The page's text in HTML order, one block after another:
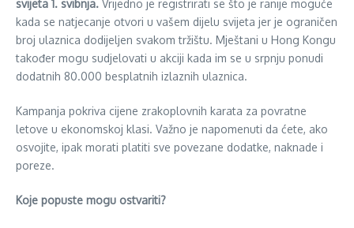
svijeta 1. svibnja. Vrijedno je registrirati se što je ranije moguće
kada se natjecanje otvori u vašem dijelu svijeta jer je ograničen
broj ulaznica dodijeljen svakom tržištu. Mještani u Hong Kongu
također mogu sudjelovati u akciji kada im se u srpnju ponudi
dodatnih 80.000 besplatnih izlaznih ulaznica.
Kampanja pokriva cijene zrakoplovnih karata za povratne
letove u ekonomskoj klasi. Važno je napomenuti da ćete, ako
osvojite, ipak morati platiti sve povezane dodatke, naknade i
poreze.
Koje popuste mogu ostvariti?